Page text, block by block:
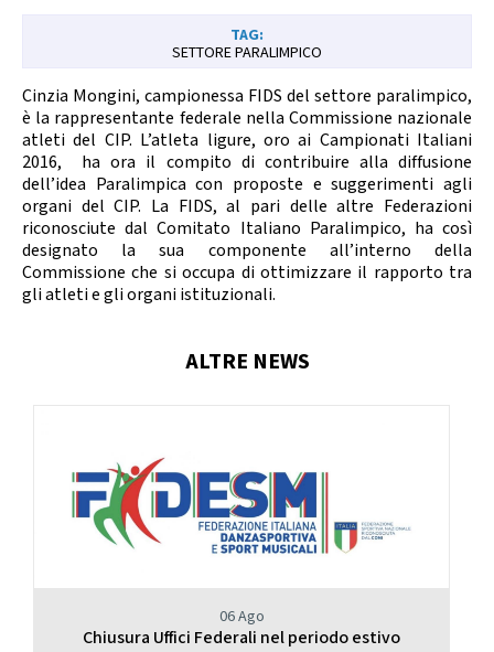
Tesseramento Territorio
Formazione Albo Soci
Calendario Gare
SETTORE PARALIMPICO
Cinzia Mongini, campionessa FIDS del settore paralimpico,
è la rappresentante federale nella Commissione nazionale
atleti del CIP. L’atleta ligure, oro ai Campionati Italiani
2016, ha ora il compito di contribuire alla diffusione
dell’idea Paralimpica con proposte e suggerimenti agli
organi del CIP. La FIDS, al pari delle altre Federazioni
riconosciute dal Comitato Italiano Paralimpico, ha così
designato la sua componente all’interno della
Commissione che si occupa di ottimizzare il rapporto tra
gli atleti e gli organi istituzionali.
ALTRE NEWS
06 Ago
Chiusura Uffici Federali nel periodo estivo